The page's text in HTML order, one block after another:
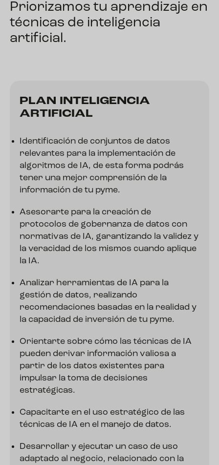
Priorizamos tu aprendizaje en
técnicas de inteligencia
artificial.
PLAN INTELIGENCIA
ARTIFICIAL
Identificación de conjuntos de datos
relevantes para la implementación de
algoritmos de IA, de esta forma podrás
tener una mejor comprensión de la
información de tu pyme.
Asesorarte para la creación de
protocolos de gobernanza de datos con
normativas de IA, garantizando la validez y
la veracidad de los mismos cuando aplique
la IA.
Analizar herramientas de IA para la
gestión de datos, realizando
recomendaciones basadas en la realidad y
la capacidad de inversión de tu pyme.
Orientarte sobre cómo las técnicas de IA
pueden derivar información valiosa a
partir de los datos existentes para
impulsar la toma de decisiones
estratégicas.
Capacitarte en el uso estratégico de las
técnicas de IA en el manejo de datos.
Desarrollar y ejecutar un caso de uso
adaptado al negocio, relacionado con la